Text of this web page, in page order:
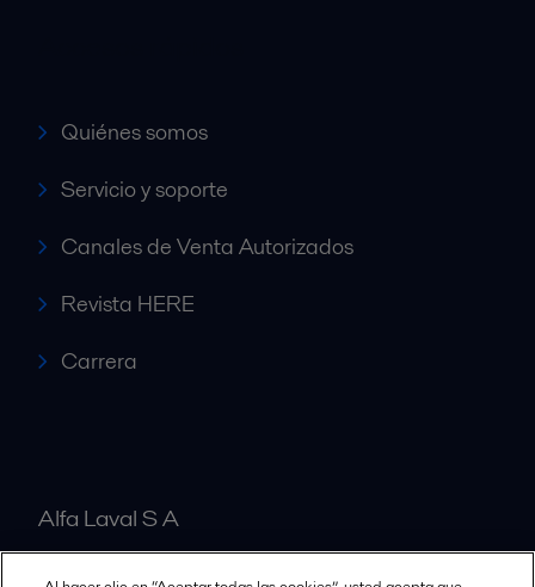
Quiénes somos
Servicio y soporte
Canales de Venta Autorizados
Revista HERE
Carrera
Alfa Laval S A